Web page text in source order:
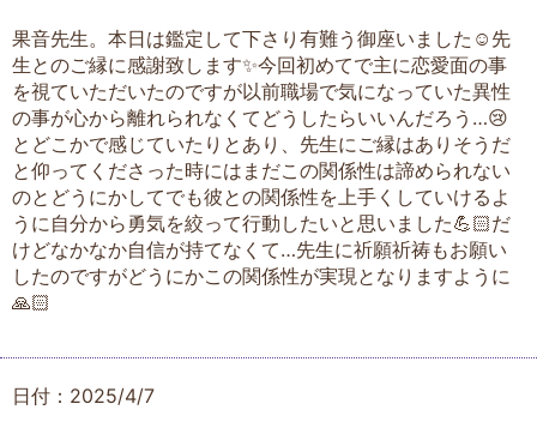
果音先生。本日は鑑定して下さり有難う御座いました☺️先
生とのご縁に感謝致します✨今回初めてで主に恋愛面の事
を視ていただいたのですが以前職場で気になっていた異性
の事が心から離れられなくてどうしたらいいんだろう…😢
とどこかで感じていたりとあり、先生にご縁はありそうだ
と仰ってくださった時にはまだこの関係性は諦められない
のとどうにかしてでも彼との関係性を上手くしていけるよ
うに自分から勇気を絞って行動したいと思いました💪🏻だ
けどなかなか自信が持てなくて…先生に祈願祈祷もお願い
したのですがどうにかこの関係性が実現となりますように
🙏🏻
日付：2025/4/7